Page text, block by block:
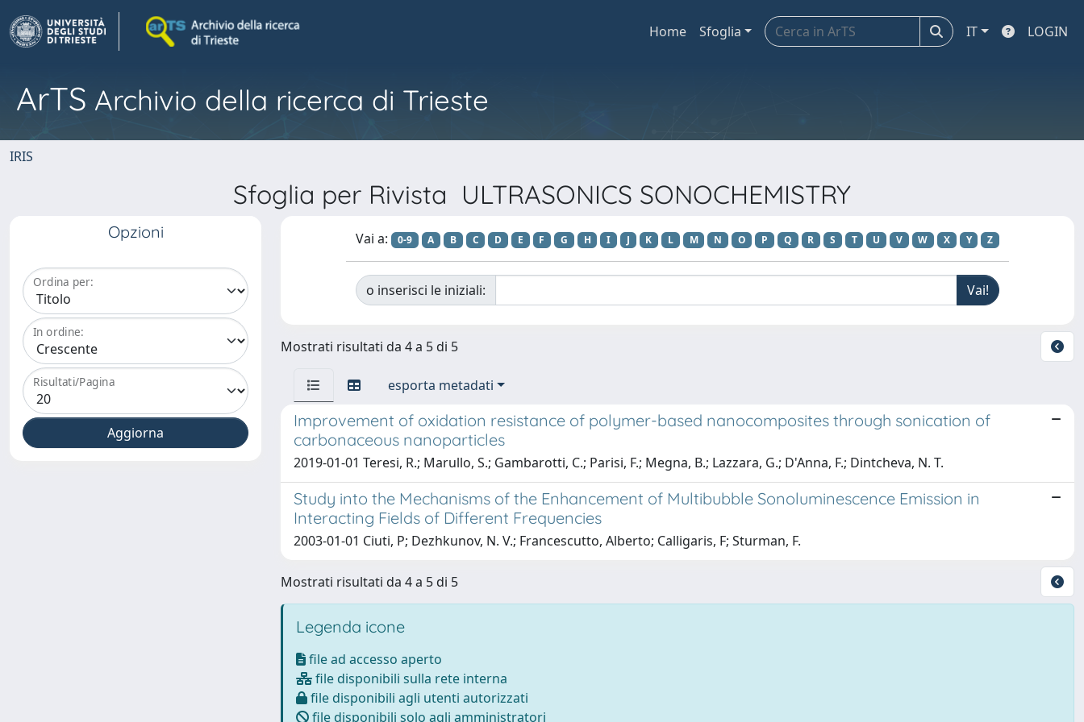
Home Sfoglia IT LOGIN
ArTS Archivio della ricerca di Trieste
IRIS
Sfoglia per Rivista ULTRASONICS SONOCHEMISTRY
Opzioni
Ordina per:
In ordine:
Risultati/Pagina
Vai a: 0-9 A B C D E F G H I J K L M N O P Q R S T U V W X Y Z
o inserisci le iniziali:
Mostrati risultati da 4 a 5 di 5
esporta metadati
Improvement of oxidation resistance of polymer-based nanocomposites through sonication of
carbonaceous nanoparticles
2019-01-01 Teresi, R.; Marullo, S.; Gambarotti, C.; Parisi, F.; Megna, B.; Lazzara, G.; D'Anna, F.; Dintcheva, N. T.
Study into the Mechanisms of the Enhancement of Multibubble Sonoluminescence Emission in
Interacting Fields of Different Frequencies
2003-01-01 Ciuti, P; Dezhkunov, N. V.; Francescutto, Alberto; Calligaris, F; Sturman, F.
Mostrati risultati da 4 a 5 di 5
Legenda icone
file ad accesso aperto
file disponibili sulla rete interna
file disponibili agli utenti autorizzati
file disponibili solo agli amministratori